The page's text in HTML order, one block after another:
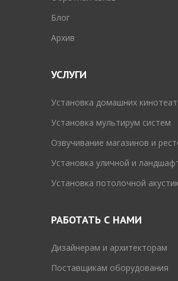
Блог
Архив
УСЛУГИ
Установка домашних
Установка мультирум систем
Озвучивание магазинов и
Установка уличной и
Установка потолочной
РАБОТАТЬ С НАМИ
Дизайнерам и архитекторам
Поставщикам оборудования